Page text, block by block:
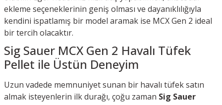
ekleme seçeneklerinin geniş olması ve dayanıklılığıyla
kendini ispatlamış bir model aramak ise MCX Gen 2 ideal
bir tercih olacaktır.
Sig Sauer MCX Gen 2 Havalı Tüfek
Pellet ile Üstün Deneyim
Uzun vadede memnuniyet sunan bir havalı tüfek satın
almak isteyenlerin ilk durağı, çoğu zaman Sig Sauer